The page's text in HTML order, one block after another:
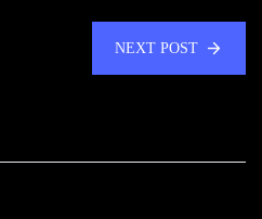
NEXT POST